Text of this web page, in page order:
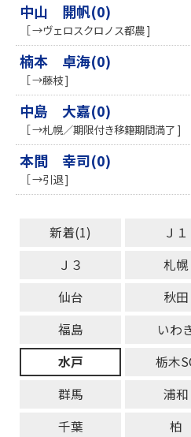
中山 開帆(0)
［ →ヴェロスクロノス都農 ]
楠本 卓海(0)
［ →藤枝 ]
中島 大嘉(0)
［ →札幌／期限付き移籍期間満了 ]
本間 幸司(0)
［ →引退 ]
新着(1) Ｊ１
Ｊ３
札幌
仙台
秋田
福島
いわ
水戸
栃木
群馬
浦和
千葉
柏